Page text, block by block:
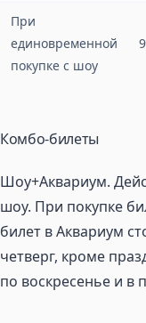
При
единовременной
покупке с шоу
Комбо-билеты
Шоу+Аквариум.
шоу. При покупке
билет в Аквариум
четверг, кроме
по воскресенье и в